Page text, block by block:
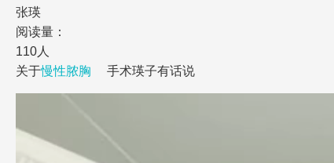
张瑛
阅读量：
110人
关于慢性脓胸 手术瑛子有话说